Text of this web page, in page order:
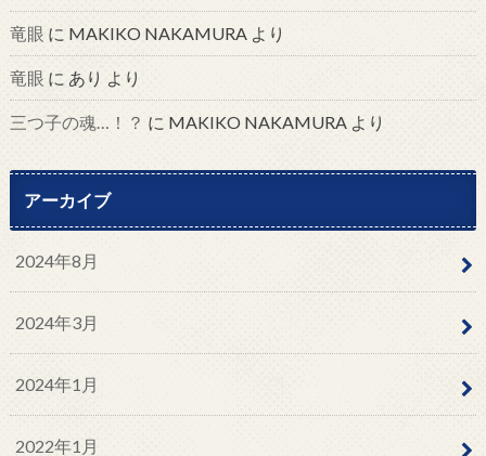
竜眼 に MAKIKO NAKAMURAより
竜眼 に あり より
三つ子の魂…！？ に MAKIKO NAKAMURAより
アーカイブ
2024年8月
2024年3月
2024年1月
2022年1月